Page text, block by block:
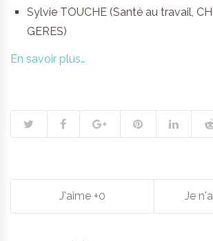
Sylvie TOUCHE (Santé au travail,
GERES)
En savoir plus…
0